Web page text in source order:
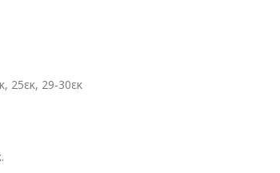
25εκ, 29-30εκ